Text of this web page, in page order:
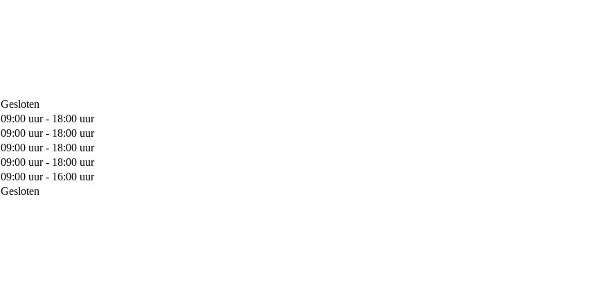
Gesloten
09:00 uur - 18:00 uur
09:00 uur - 18:00 uur
09:00 uur - 18:00 uur
09:00 uur - 18:00 uur
09:00 uur - 16:00 uur
Gesloten